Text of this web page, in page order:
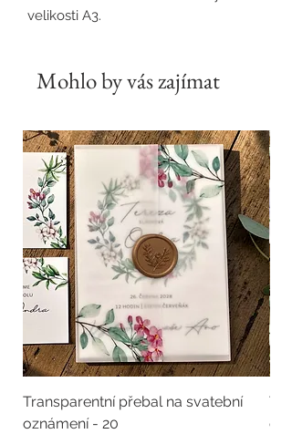
velikosti A3.
Mohlo by vás zajímat
Transparentní přebal na svatební
oznámení - 20